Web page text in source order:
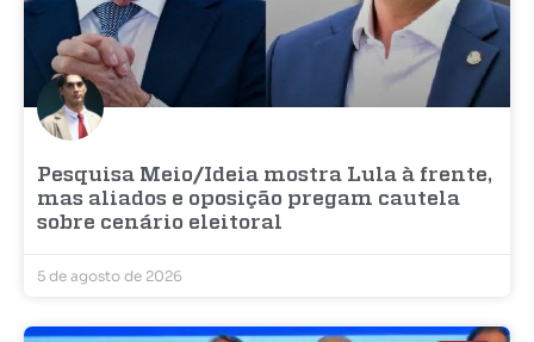
Pesquisa Meio/Ideia mostra Lula à frente,
mas aliados e oposição pregam cautela
sobre cenário eleitoral
5 de agosto de 2026